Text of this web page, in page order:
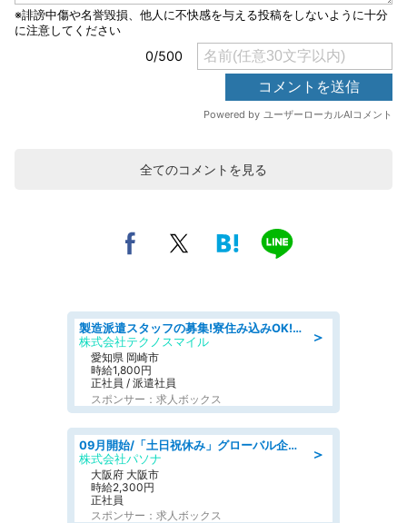
全てのコメントを見る
＞
製造派遣スタッフの募集!寮住み込みOK!カーエアコンの検査業務 denso aichi
株式会社テクノスマイル
愛知県 岡崎市
時給1,800円
正社員 / 派遣社員
スポンサー：求人ボックス
＞
09月開始/「土日祝休み」グローバル企業での産業保健のお仕事/保健師/高時給/残業なし/服装自由
株式会社パソナ
大阪府 大阪市
時給2,300円
正社員
スポンサー：求人ボックス